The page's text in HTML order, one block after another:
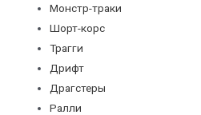
Монстр-траки
Шорт-корс
Трагги
Дрифт
Драгстеры
Ралли